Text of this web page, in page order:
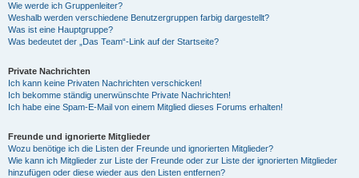
Wie werde ich Gruppenleiter?
Weshalb werden verschiedene Benutzergruppen farbig dargestellt?
Was ist eine Hauptgruppe?
Was bedeutet der „Das Team“-Link auf der Startseite?
Private Nachrichten
Ich kann keine Privaten Nachrichten verschicken!
Ich bekomme ständig unerwünschte Private Nachrichten!
Ich habe eine Spam-E-Mail von einem Mitglied dieses Forums erhalten!
Freunde und ignorierte Mitglieder
Wozu benötige ich die Listen der Freunde und ignorierten Mitglieder?
Wie kann ich Mitglieder zur Liste der Freunde oder zur Liste der ignorierten Mitglieder
hinzufügen oder diese wieder aus den Listen entfernen?